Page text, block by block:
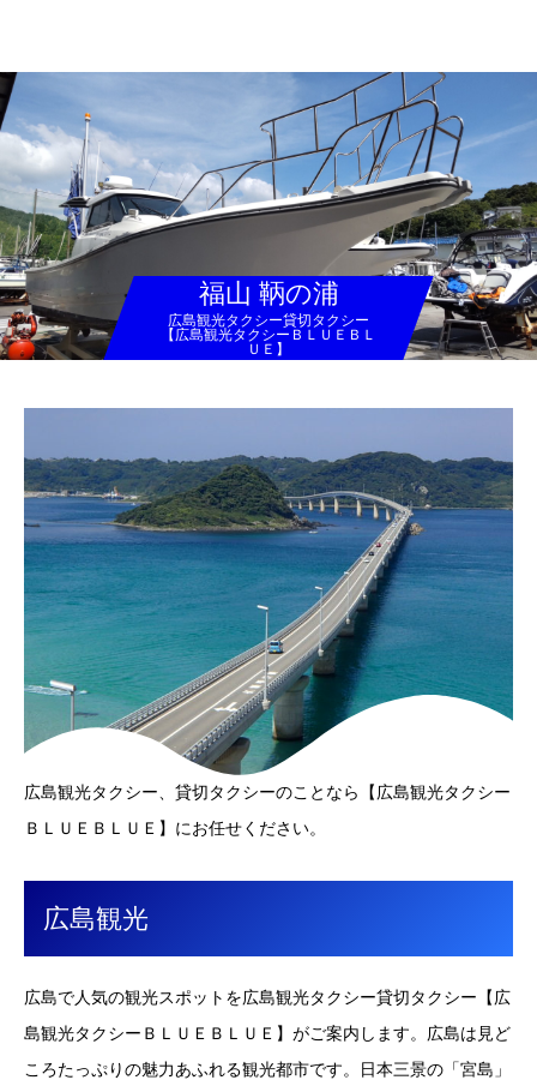
福山 鞆の浦
広島観光タクシー貸切タクシー
【広島観光タクシーＢＬＵＥＢＬ
ＵＥ】
広島観光タクシー、貸切タクシーのことなら【広島観光タクシー
ＢＬＵＥＢＬＵＥ】にお任せください。
広島観光
広島で人気の観光スポットを広島観光タクシー貸切タクシー【広
島観光タクシーＢＬＵＥＢＬＵＥ】がご案内します。広島は見ど
ころたっぷりの魅力あふれる観光都市です。日本三景の「宮島」